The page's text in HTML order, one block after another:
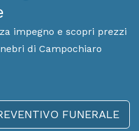
impegno e scopri prezzi
di Campochiaro
FUNERALE